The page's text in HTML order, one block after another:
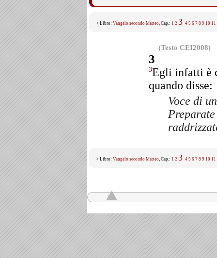
> Libro: Vangelo secondo Matteo, Cap.: 1 2 3 4 5 6 7 8 9 10 11
(Testo CEI2008)
3
3Egli infatti è
quando disse:
Voce di
> Libro: Vangelo secondo Matteo, Cap.: 1 2 3 4 5 6 7 8 9 10 11